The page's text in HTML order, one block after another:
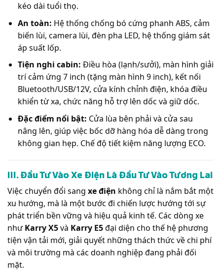
kéo dài tuổi thọ.
An toàn: Hệ thống chống bó cứng phanh ABS, cảm
biến lùi, camera lùi, đèn pha LED, hệ thống giám sát
áp suất lốp.
Tiện nghi cabin: Điều hòa (lạnh/sưởi), màn hình giải
trí cảm ứng 7 inch (tặng màn hình 9 inch), kết nối
Bluetooth/USB/12V, cửa kính chỉnh điện, khóa điều
khiển từ xa, chức năng hỗ trợ lên dốc và giữ dốc.
Đặc điểm nổi bật: Cửa lùa bên phải và cửa sau
nâng lên, giúp việc bốc dỡ hàng hóa dễ dàng trong
không gian hẹp. Chế độ tiết kiệm năng lượng ECO.
III. Đầu Tư Vào Xe Điện Là Đầu Tư Vào Tương Lai
Việc chuyển đổi sang xe điện không chỉ là nắm bắt một
xu hướng, mà là một bước đi chiến lược hướng tới sự
phát triển bền vững và hiệu quả kinh tế. Các dòng xe
nhưKarry X5và Karry E5đại diện cho thế hệ phương
tiện vận tải mới, giải quyết những thách thức về chi phí
và môi trường mà các doanh nghiệp đang phải đối
mặt.